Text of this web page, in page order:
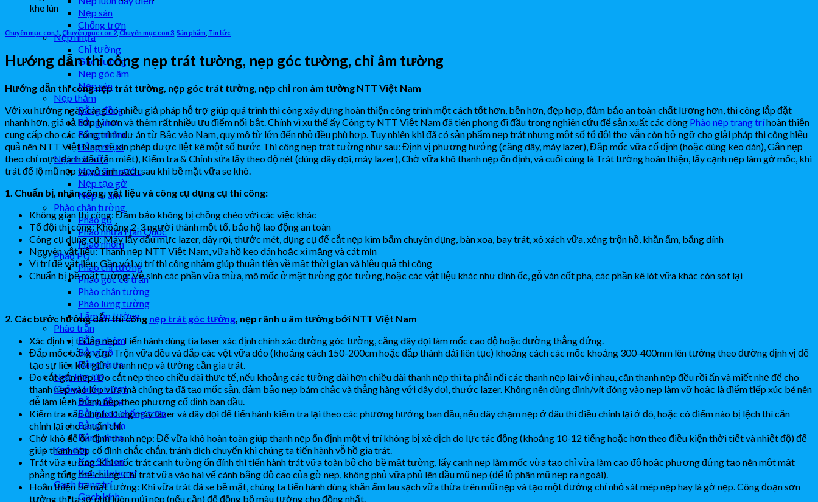
Nẹp sàn
Chống trơn
Nẹp nhựa
Chỉ tường
Góc dương
Nẹp góc âm
Nẹp sàn
Nẹp thảm
Bằng đồng
Bằng inox
Bằng nhôm
Bằng nhựa
Nẹp trát vữa
Nẹp rãnh nước
Nẹp tạo gờ
Nẹp U âm
Phào chân tường
Phào gỗ
Phào nhựa Hàn Quốc
Phào nhôm
Phào PU
Phào chỉ tường
Phào góc cổ trần
Phào chân tường
Phào lưng tường
Tấm ốp tường
Phào trần
Bằng nhôm
Bằng gỗ
Bằng nhựa
Nẹp khe lún
Chống trơn trượt
Bằng đồng
Bằng keo chống trơn
Bằng nhôm
Bằng nhựa
Keo dán
Keo Silicon
Keo Titebond
Gạch trang trí
Gạch kính
khe lún
Chuyên mục con 1,Chuyên mục con 2,Chuyên mục con 3 Sản phẩm Tin tức
Hướng dẫn thi công nẹp trát tường, nẹp góc tường, chỉ âm tường
Hướng dẫn thi công nẹp trát tường, nẹp góc trát tường, nẹp chỉ ron âm tường NTT Việt Nam
Với xu hướng ngày càng có nhiều giả pháp hỗ trợ giúp quá trình thi công xây dựng hoàn thiện công trình một cách tốt hơn, bền hơn, đẹp hơp, đảm bảo an toàn chất lương hơn, thi công lắp đặt
nhanh hơn, giá cả hợp lý hơn và thêm rất nhiều ưu điểm nổi bật. Chính vì xu thế ấy Công ty NTT Việt Nam đã tiên phong đi đầu trong nghiên cứu để sản xuất các dòng Phào nẹp trang tríhoàn thiện
cung cấp cho các công trình dự án từ Bắc vào Nam, quy mô từ lớn đến nhỏ đều phù hợp. Tuy nhiên khi đã có sản phẩm nẹp trát nhưng một số tổ đội thợ vẫn còn bở ngỡ cho giải pháp thi công hiệu
quả nên NTT Việt Nam sẽ xin phép được liệt kê một số bước Thi công nẹp trát tường như sau: Định vị phương hướng (căng dây, máy lazer), Đắp mốc vữa cố định (hoặc dùng keo dán), Gắn nẹp
theo chỉ mực đánh dấu (ấn miết), Kiểm tra & Chỉnh sửa lấy theo độ nét (dùng dây dọi, máy lazer), Chờ vữa khô thanh nẹp ổn định, và cuối cùng là Trát tường hoàn thiện, lấy cạnh nẹp làm gờ mốc, khi
trát để lộ mũ nẹp và vệ sinh sạch sau khi bề mặt vữa se khô.
1. Chuẩn bị, nhân công, vật liệu và công cụ dụng cụ thi công:
Không gian thi công: Đảm bảo không bị chồng chéo với các việc khác
Tổ đội thi công: Khoảng 2-3 người thành một tổ, bảo hộ lao động an toàn
Công cụ dụng cụ: Máy lấy dấu mực lazer, dây rọi, thước mét, dụng cụ để cắt nẹp kìm bấm chuyên dụng, bàn xoa, bay trát, xô xách vữa, xẻng trộn hồ, khăn ẩm, băng dính
Nguyên vật liệu: Thanh nẹp NTT Việt Nam, vữa hồ keo dán hoặc xi măng và cát mịn
Vị trí để vật liệu: Gần với vị trí thi công nhằm giúp thuận tiện về mặt thời gian và hiệu quả thi công
Chuẩn bị bề mặt tường: Vệ sinh các phần vữa thừa, mô mốc ở mặt tường góc tường, hoặc các vật liệu khác như đinh ốc, gỗ ván cốt pha, các phần kê lót vữa khác còn sót lại
2. Các bước hướng dẫn thi công nẹp trát góc tường, nẹp rãnh u âm tường bởi NTT Việt Nam
Xác định vị trí lắp nẹp: Tiến hành dùng tia laser xác định chính xác đường góc tường, căng dây dọi làm mốc cao độ hoặc đường thẳng đứng.
Đắp mốc bằng vữa: Trộn vữa đều và đắp các vệt vữa dẻo (khoảng cách 150-200cm hoặc đắp thành dải liên tục) khoảng cách các mốc khoảng 300-400mm lên tường theo đường định vị để
tạo sự liên kết giữa thanh nẹp và tường cần gia trát.
Đo cắt gắn nẹp: Đo cắt nẹp theo chiều dài thực tế, nếu khoảng các tường dài hơn chiều dài thanh nẹp thì ta phải nối các thanh nẹp lại với nhau, căn thanh nẹp đều rồi ấn và miết nhẹ để cho
thanh nẹp vào lớp vữa mà chúng ta đã tạo mốc sẵn, đảm bảo nẹp bám chắc và thẳng hàng với dây dọi, thước lazer. Không nên dùng đinh/vít đóng vào nẹp làm vỡ hoặc là điểm tiếp xúc bé nên
dễ làm lệch thanh nẹp theo phương cố định ban đầu.
Kiểm tra căn chỉnh: Dùng máy lazer và dây dọi để tiến hành kiểm tra lại theo các phương hướng ban đầu, nếu dây chạm nẹp ở đâu thì điều chỉnh lại ở đó, hoặc có điểm nào bị lệch thì căn
chỉnh lại cho chuẩn chỉ.
Chờ khô để ổn định thanh nẹp: Để vữa khô hoàn toàn giúp thanh nẹp ổn định một vị trí không bị xê dịch do lực tác động (khoảng 10-12 tiếng hoặc hơn theo điều kiện thời tiết và nhiệt độ) để
giúp thanh nẹp cố định chắc chắn, tránh dịch chuyển khi chúng ta tiến hành vỗ hồ gia trát.
Trát vữa tường: Khi mốc trát cạnh tường ổn đính thì tiến hành trát vữa toàn bộ cho bề mặt tường, lấy cạnh nẹp làm mốc vừa tạo chỉ vừa làm cao độ hoặc phương đứng tạo nên một mặt
phẳng tổng thể chung. Chỉ trát vữa vào hai vế cánh bằng độ cao của gờ nẹp, không phủ vữa phủ lên đầu mũ nẹp (để lộ phân mũ nẹp ra ngoài).
Hoàn thiện bề mặt tường: Khi vữa trát đã se bề mặt, chúng ta tiến hành dùng khăn ẩm lau sạch vữa thừa trên mũi nẹp và tạo một đường chỉ nhỏ sát mép nẹp hay là gờ nẹp. Công đoạn sơn
tường thì ta sơ phủ luôn mủi nẹp (nếu cần) để đồng bộ màu tường cho đồng nhất.